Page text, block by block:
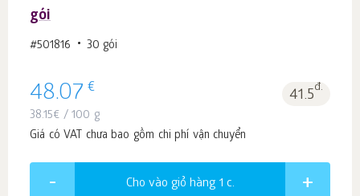
gói
#501816 30 gói
48.07 € 41.5đ.
38.15€ / 100 g
Giá có VAT chưa bao gồm chi phí vận chuyển
Cho vào giỏ hàng 1 c.